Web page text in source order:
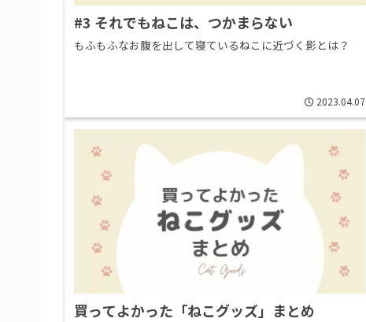
#3 それでもねこは、つかまらない
もふもふなお腹を出して寝ているねこに近づく影とは？
2023.04.07
買ってよかった「ねこグッズ」まとめ